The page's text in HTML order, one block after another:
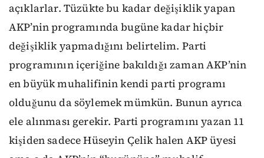
açıklarlar. Tüzükte bu kadar değişiklik yapan
AKP’nin programında bugüne kadar hiçbir
değişiklik yapmadığını belirtelim. Parti
programının içeriğine bakıldığı zaman AKP’nin
en büyük muhalifinin kendi parti programı
olduğunu da söylemek mümkün. Bunun ayrıca
ele alınması gerekir. Parti programını yazan 11
kişiden sadece Hüseyin Çelik halen AKP üyesi